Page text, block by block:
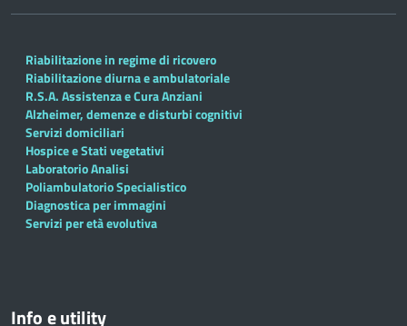
Riabilitazione in regime di ricovero
Riabilitazione diurna e ambulatoriale
R.S.A. Assistenza e Cura Anziani
Alzheimer, demenze e disturbi cognitivi
Servizi domiciliari
Hospice e Stati vegetativi
Laboratorio Analisi
Poliambulatorio Specialistico
Diagnostica per immagini
Servizi per età evolutiva
Info e utility